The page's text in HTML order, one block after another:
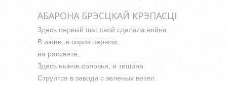
АБАРОНА БРЭСЦКАЙ КРЭПАСЦI
Здесь первый шаг свой сделала война
В июне, в сорок первом,
на рассвете,
Здесь нынче соловьи, и тишина
Струится в заводи с зеленых ветел.